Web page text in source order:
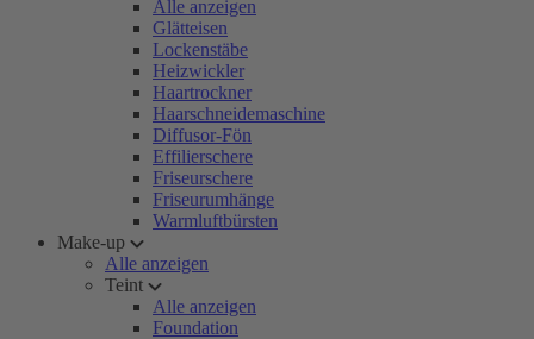
Alle anzeigen
Glätteisen
Lockenstäbe
Heizwickler
Haartrockner
Haarschneidemaschine
Diffusor-Fön
Effilierschere
Friseurschere
Friseurumhänge
Warmluftbürsten
Make-up
Alle anzeigen
Teint
Alle anzeigen
Foundation